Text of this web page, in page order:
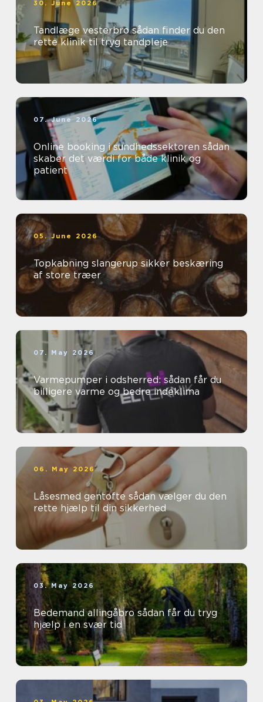
30. June 2026
Tandlæge vesterbro sådan finder du den
rette klinik til tryg tandpleje
07. June 2026
Online booking i sundhedssektoren sådan
skaber det værdi for både klinik og
patient
05. June 2026
Topkabning slangerup sikker beskæring
af store træer
07. May 2026
Varmepumper i odsherred: sådan får du
billigere varme og bedre indeklima
06. May 2026
Låsesmed gentofte sådan vælger du den
rette hjælp til din sikkerhed
03. May 2026
Bedemand allingåbro sådan får du tryg
hjælp i en svær tid